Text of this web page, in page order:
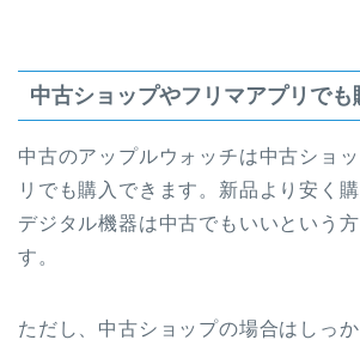
中古ショップやフリマアプリでも
中古のアップルウォッチは中古ショ
リでも購入できます。新品より安く購
デジタル機器は中古でもいいという
す。
ただし、中古ショップの場合はしっ